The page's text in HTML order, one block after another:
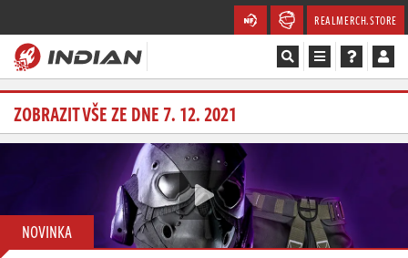
REALMERCH.STORE
Magazín
Soutěže
ZOBRAZIT VŠE ZE DNE 7. 12. 2021
NOVINKA